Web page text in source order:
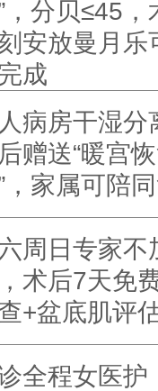
，分贝≤45，
安放曼月乐
成
病房干湿分
赠送“暖宫
，家属可陪
周日专家不
术后7天免
+盆底肌评
全程女医护